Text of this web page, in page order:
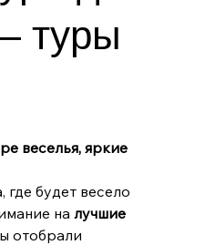
туры
веселья, яркие
будет весело
налучшие
отобрали